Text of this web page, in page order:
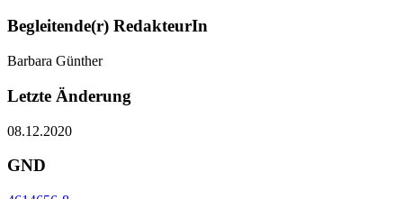
Begleitende(r) RedakteurIn
Barbara Günther
Letzte Änderung
08.12.2020
GND